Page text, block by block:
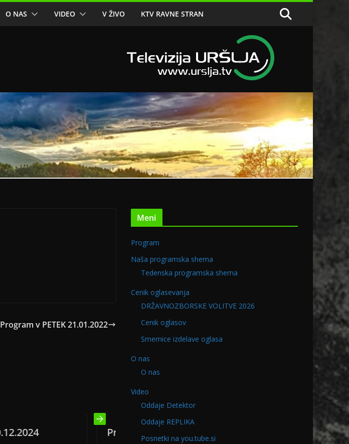
O NAS VIDEO V ŽIVO KTV RAVNE STRAN
Program v PETEK 21.01.2022
Program v PETEK 05.08.2022 Program v PETEK
Meni
Program
Naša programska shema
Tedenska programska shema
Cenik oglasevanja
DRŽAVNOZBORSKE VOLITVE 2026
Cenik oglasov
Smernice izdelave oglasa
O nas
O nas
Video
Oddaje Detektor
Oddaje REPLIKA
Posnetki na you.tube.si